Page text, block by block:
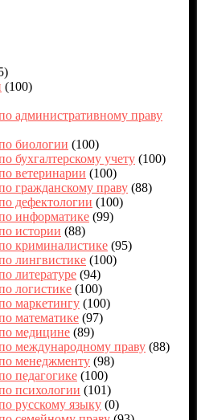
(100)
административному праву
биологии (100)
бухгалтерскому учету (100)
ветеринарии (100)
гражданскому праву (88)
дефектологии (100)
информатике (99)
истории (88)
криминалистике (95)
лингвистике (100)
литературе (94)
логистике (100)
маркетингу (100)
математике (97)
медицине (89)
международному праву (88)
менеджменту (98)
педагогике (100)
психологии (101)
русскому языку (0)